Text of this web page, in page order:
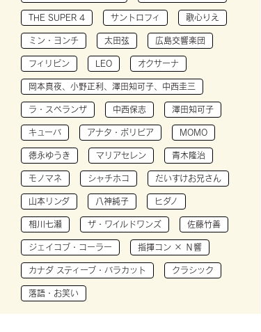
THE SUPER 4 サントロフィ 歌心りえ
ミン・ヨンチ 太田弦 広島交響楽団
フィリピン LEO オクサーナ
岡本真夜、小野正利、澤田知可子、中西圭三
ラ・スペランザ 中西保志 澤田知可子
キューバ アナタ・ボリビア MOMO
徳永ゆうき マリアセレン 青木隆治
モノマネ シャチホコ だいすけお兄さん
山本リンダ 八神純子 ヒダノ
相川七瀬 ザ・ワイルドワンズ 佐藤竹善
ジェイコブ・コーラー 指揮コン × Ｎ響
カナダ スティーブ・バラカット クラシック
落語・お笑い